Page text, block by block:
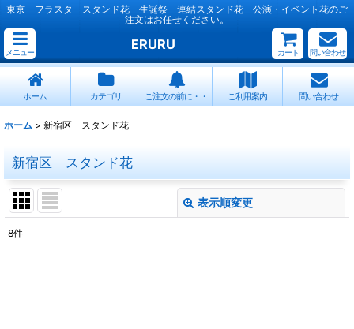
東京 フラスタ スタンド花 生誕祭 連結スタンド花 公演・イベント花のご
注文はお任せください。
メニュー
ERURU
カート 問い合わせ
ホーム カテゴリ ご注文の前に・・ ご利用案内 問い合わせ
ホーム > 新宿区 スタンド花
新宿区 スタンド花
表示順変更
8件